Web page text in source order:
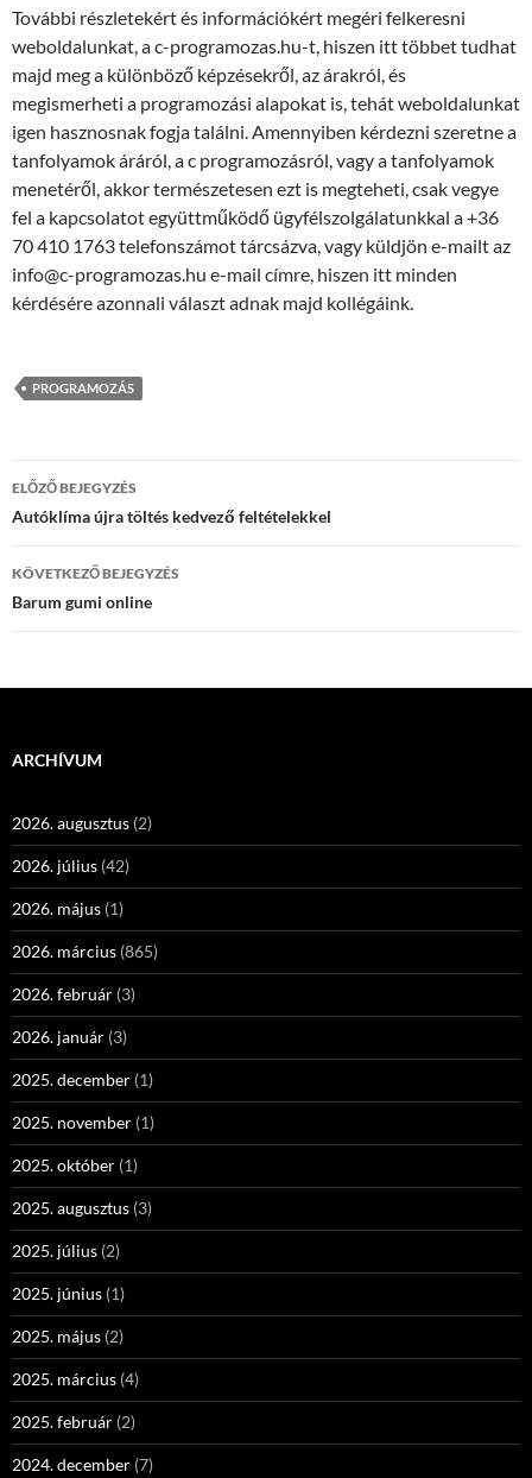
További részletekért és információkért megéri felkeresni
weboldalunkat, a c-programozas.hu-t, hiszen itt többet tudhat
majd meg a különböző képzésekről, az árakról, és
megismerheti a programozási alapokat is, tehát weboldalunkat
igen hasznosnak fogja találni. Amennyiben kérdezni szeretne a
tanfolyamok áráról, a c programozásról, vagy a tanfolyamok
menetéről, akkor természetesen ezt is megteheti, csak vegye
fel a kapcsolatot együttműködő ügyfélszolgálatunkkal a +36
70 410 1763 telefonszámot tárcsázva, vagy küldjön e-mailt az
info@c-programozas.hu e-mail címre, hiszen itt minden
kérdésére azonnali választ adnak majd kollégáink.
PROGRAMOZÁS
Bejegyzés
navigáció
ELŐZŐ BEJEGYZÉS
Autóklíma újra töltés kedvező feltételekkel
KÖVETKEZŐ BEJEGYZÉS
Barum gumi online
ARCHÍVUM
2026. augusztus (2)
2026. július (42)
2026. május (1)
2026. március (865)
2026. február (3)
2026. január (3)
2025. december (1)
2025. november (1)
2025. október (1)
2025. augusztus (3)
2025. július (2)
2025. június (1)
2025. május (2)
2025. március (4)
2025. február (2)
2024. december (7)